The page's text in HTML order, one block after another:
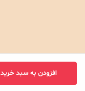
افزودن به سبد خرید